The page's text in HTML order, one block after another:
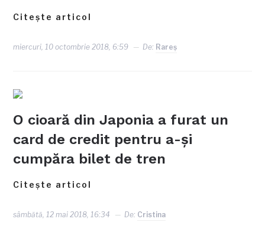
Citește articol
miercuri, 10 octombrie 2018, 6:59 De: Rareş
O cioară din Japonia a furat un
card de credit pentru a-şi
cumpăra bilet de tren
Citește articol
sâmbătă, 12 mai 2018, 16:34 De: Cristina